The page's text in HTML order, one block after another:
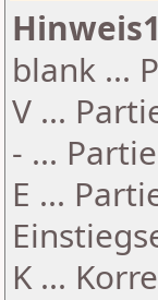
Hinweis1
blank ...
V ...
- ...
E ...
K ...